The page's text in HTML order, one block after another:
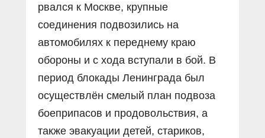
рвался к Москве, крупные
соединения подвозились на
автомобилях к переднему краю
обороны и с хода вступали в бой. В
период блокады Ленинграда был
осуществлён смелый план подвоза
боеприпасов и продовольствия, а
также эвакуации детей, стариков,